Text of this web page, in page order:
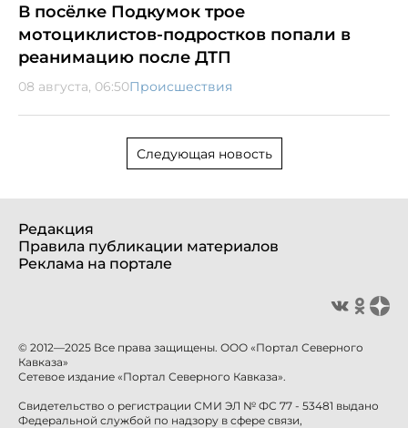
В посёлке Подкумок трое
мотоциклистов-подростков попали в
реанимацию после ДТП
08 августа, 06:50Происшествия
Следующая новость
Редакция
Правила публикации материалов
Реклама на портале
© 2012—2025 Все права защищены. ООО «Портал Северного
Кавказа»
Сетевое издание «Портал Северного Кавказа».
Свидетельство о регистрации СМИ ЭЛ № ФС 77 - 53481 выдано
Федеральной службой по надзору в сфере связи,